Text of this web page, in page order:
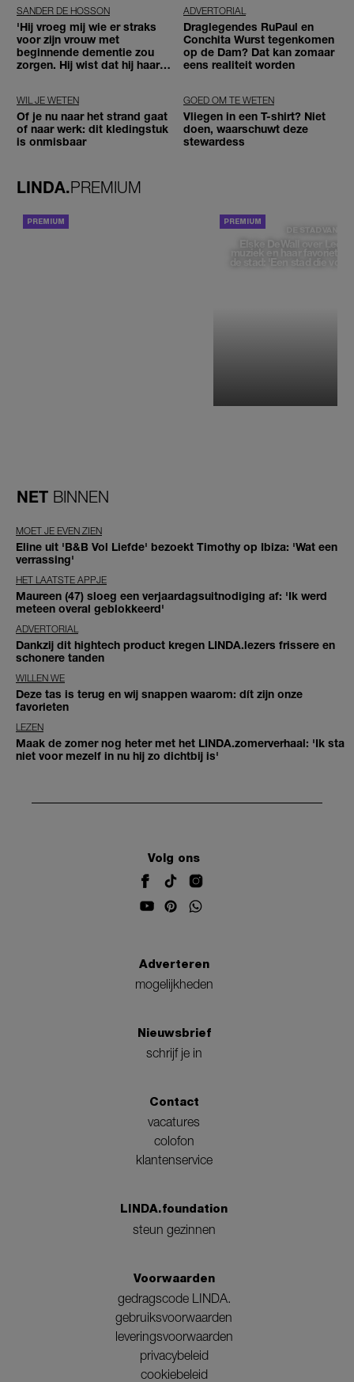
SANDER DE HOSSON
'Hij vroeg mij wie er straks
voor zijn vrouw met
beginnende dementie zou
zorgen. Hij wist dat hij haar
ADVERTORIAL
Draglegendes RuPaul en
Conchita Wurst tegenkomen
op de Dam? Dat kan zomaar
eens realiteit worden
WIL JE WETEN
Of je nu naar het strand gaat
of naar werk: dit kledingstuk
is onmisbaar
GOED OM TE WETEN
Vliegen in een T-shirt? Niet
doen, waarschuwt deze
stewardess
LINDA.PREMIUM
DE STAD VAN
Elske DeWall over
muziek en haar favoriete
de stad: 'Een stad die
NET BINNEN
MOET JE EVEN ZIEN
Eline uit 'B&B Vol Liefde' bezoekt Timothy op Ibiza: 'Wat een
verrassing'
HET LAATSTE APPJE
Maureen (47) sloeg een verjaardagsuitnodiging af: 'Ik werd
meteen overal geblokkeerd'
ADVERTORIAL
Dankzij dit hightech product kregen LINDA.lezers frissere en
schonere tanden
WILLEN WE
Deze tas is terug en wij snappen waarom: dít zijn onze
favorieten
LEZEN
Maak de zomer nog heter met het LINDA.zomerverhaal: 'Ik sta
niet voor mezelf in nu hij zo dichtbij is'
Volg ons
Adverteren
mogelijkheden
Nieuwsbrief
schrijf je in
Contact
vacatures
colofon
klantenservice
LINDA.foundation
steun gezinnen
Voorwaarden
gedragscode LINDA.
gebruiksvoorwaarden
leveringsvoorwaarden
privacybeleid
cookiebeleid